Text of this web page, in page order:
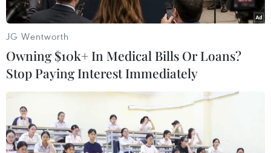
sự chủ động trước dịch bệnh; đồng thời, nắm
chắc nhu cầu thị trường để có kế hoạch sản xuất
phù hợp, đáp ứng yêu cầu tiêu dùng dịp cuối
năm cũng như Tết Nguyên đán Giáp Thìn 2024
đang đến gần.
Để ổn định chăn nuôi lợn, nhất là từ nay đến
cuối năm, Sở Nông nghiệp và Phát triển nông
thôn Hà Nội đề nghị các địa phương cần có biện
JG Wentworth
Owning $10k+ In Medical Bills Or Loans?
Stop Paying Interest Immediately